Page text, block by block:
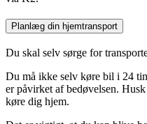
Planlæg din hjemtransport
Du skal selv sørge for
Du må ikke selv køre bil i 24
er påvirket af bedøvelsen.
køre dig hjem.